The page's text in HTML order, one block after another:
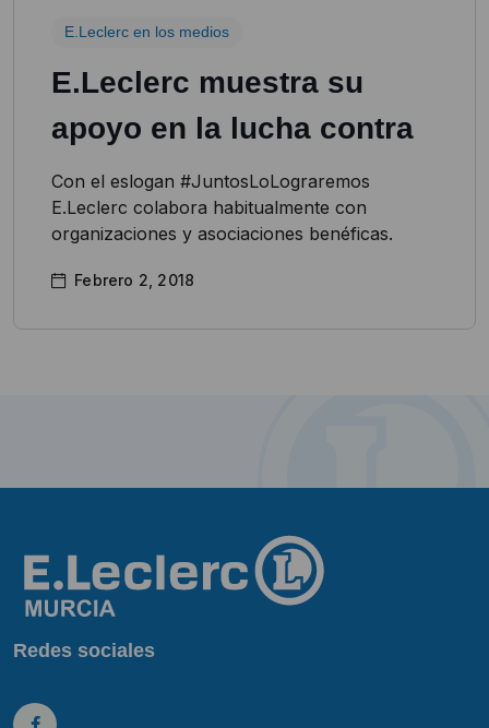
E.Leclerc en los medios
E.Leclerc muestra su
apoyo en la lucha contra
Con el eslogan #JuntosLoLograremos
E.Leclerc colabora habitualmente con
organizaciones y asociaciones benéficas.
Febrero 2, 2018
Redes sociales